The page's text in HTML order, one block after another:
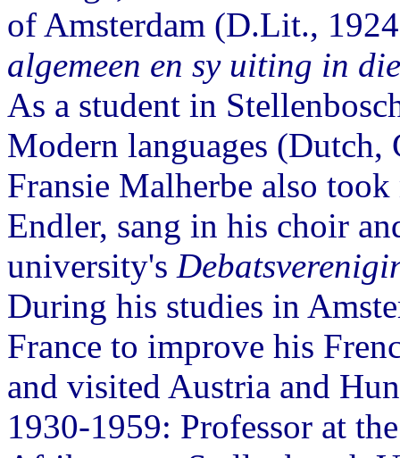
of Amsterdam (D.Lit.,
algemeen en sy uiting in
As a student in
Modern languages (Dutch,
Fransie Malherbe also
Endler, sang in his choir
university's
During his studies in
France to improve his
and visited Austria and
1930-1959: Professor at